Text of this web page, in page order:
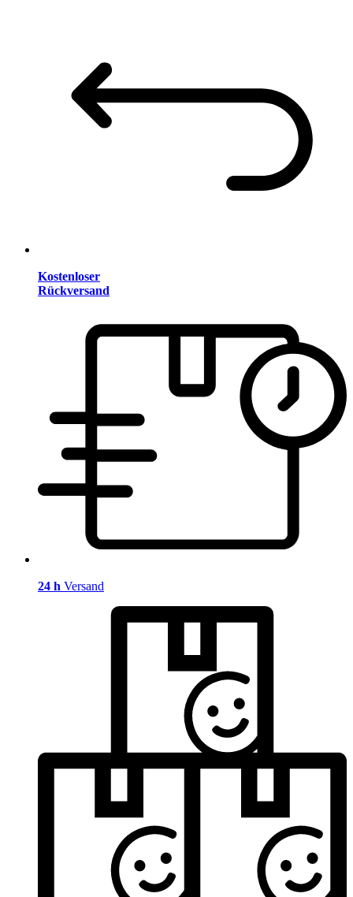
Kostenloser
Rückversand
24 h Versand